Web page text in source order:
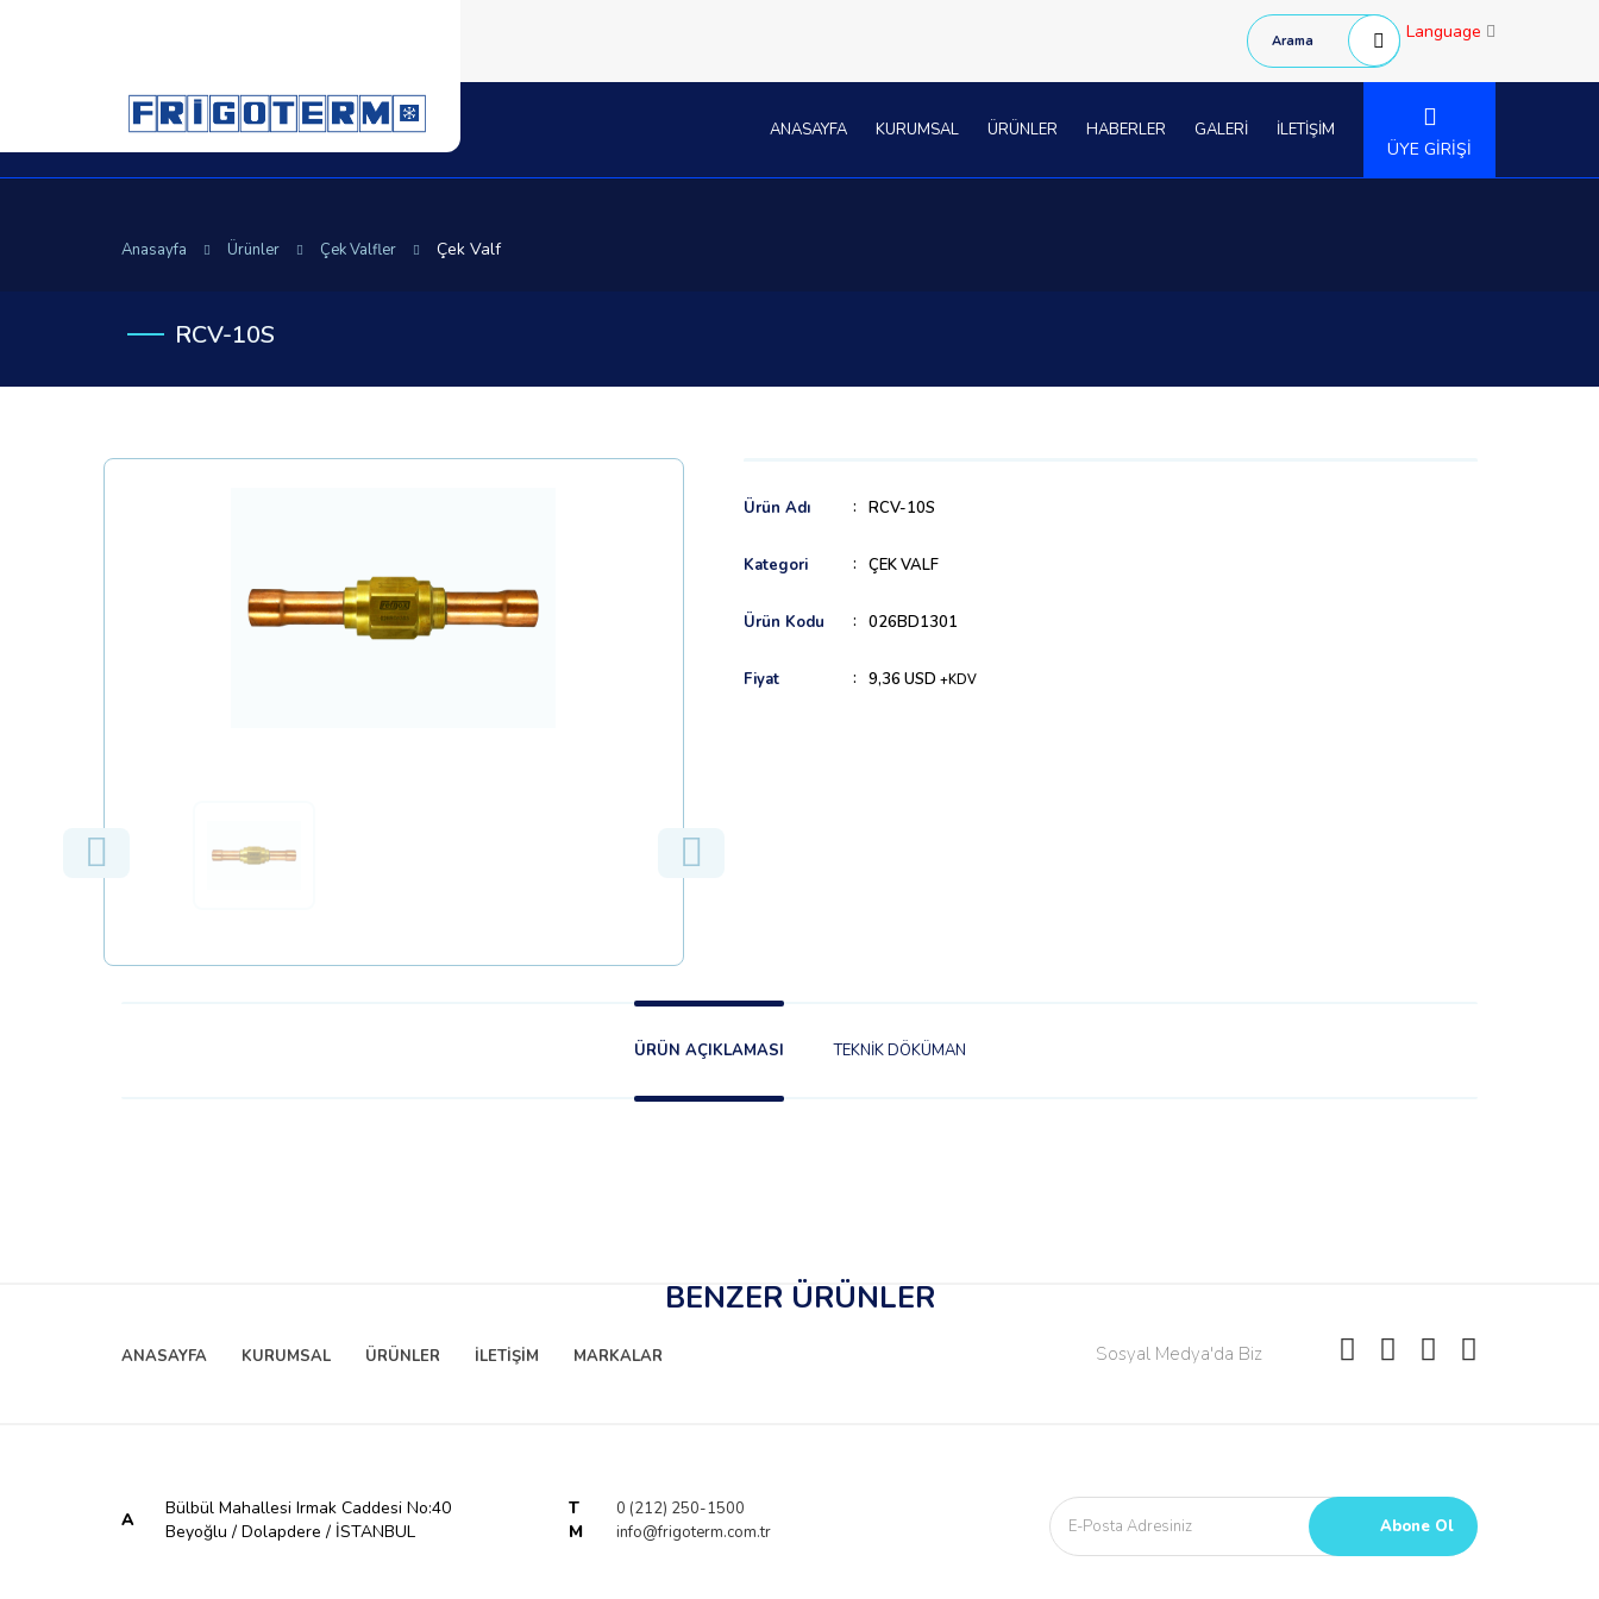
Language
ANASAYFA KURUMSAL ÜRÜNLER HABERLER GALERİ İLETİŞİM
ÜYE GİRİŞİ
Anasayfa Ürünler Çek Valfler Çek Valf
RCV-10S
Ürün Adı RCV-10S
Kategori ÇEK VALF
Ürün Kodu 026BD1301
Fiyat 9,36 USD +KDV
ÜRÜN AÇIKLAMASI TEKNİK DÖKÜMAN
BENZER ÜRÜNLER
ANASAYFA KURUMSAL ÜRÜNLER İLETİŞİM MARKALAR Sosyal Medya'da Biz
A
Bülbül Mahallesi Irmak Caddesi No:40
Beyoğlu / Dolapdere / İSTANBUL
T 0 (212) 250-1500
M info@frigoterm.com.tr